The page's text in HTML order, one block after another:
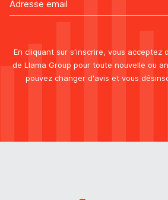
En cliquant sur s'inscrire, vous acceptez
de Llama Group pour toute nouvelle ou
pouvez changer d'avis et vous